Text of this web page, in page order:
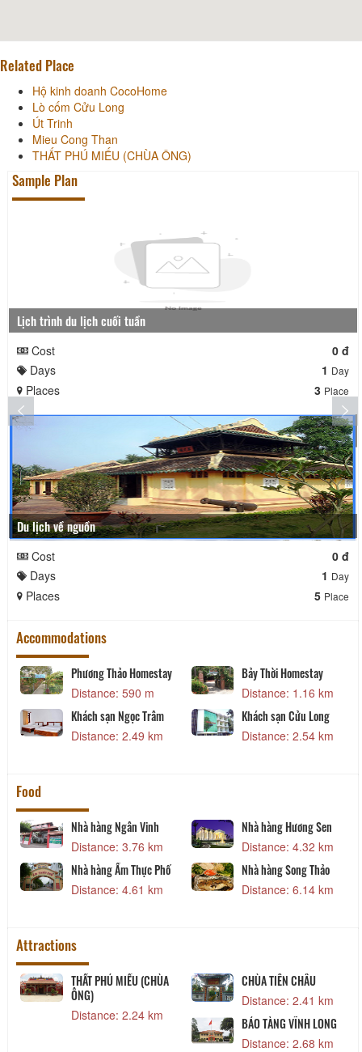
Related Place
Hộ kinh doanh CocoHome
Lò cốm Cửu Long
Út Trinh
Mieu Cong Than
THẤT PHÚ MIẾU (CHÙA ÔNG)
Sample Plan
Lịch trình du lịch cuối tuần
Cost
0 đ
Days
1 Day
Places 3 Place
Du lịch về nguồn
Cost
0 đ
Days
1 Day
Places 5 Place
Accommodations
Phương Thảo Homestay
Distance: 590 m
Bảy Thời Homestay
Distance: 1.16 km
Khách sạn Ngọc Trâm
Distance: 2.49 km
Khách sạn Cửu Long
Distance: 2.54 km
Food
Nhà hàng Ngân Vinh
Distance: 3.76 km
Nhà hàng Hương Sen
Distance: 4.32 km
Nhà hàng Ẩm Thực Phố
Distance: 4.61 km
Nhà hàng Song Thảo
Distance: 6.14 km
Attractions
THẤT PHÚ MIẾU (CHÙA
ÔNG)
Distance: 2.24 km
CHÙA TIÊN CHÂU
Distance: 2.41 km
BẢO TÀNG VĨNH LONG
Distance: 2.68 km